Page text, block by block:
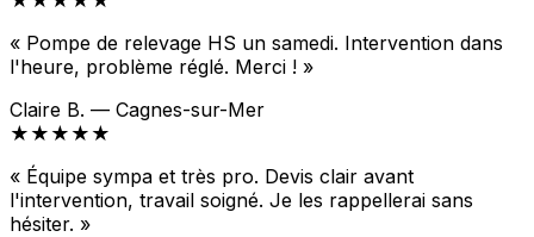
« Pompe de relevage HS un samedi. Intervention dans
l'heure, problème réglé. Merci ! »
Claire B. — Cagnes-sur-Mer
★★★★★
« Équipe sympa et très pro. Devis clair avant
l'intervention, travail soigné. Je les rappellerai sans
hésiter. »